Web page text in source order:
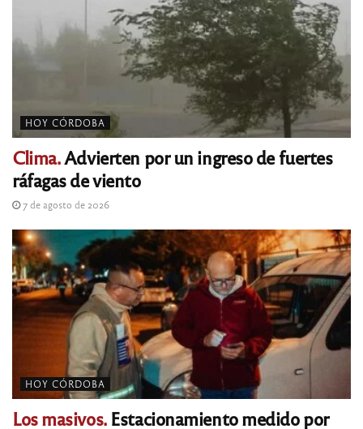
HOY CÓRDOBA
Clima.Advierten por un ingreso de fuertes
ráfagas de viento
7 de agosto de 2026
HOY CÓRDOBA
Los masivos.Estacionamiento medido por